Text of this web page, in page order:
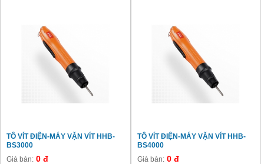
TÔ VÍT ĐIỆN-MÁY VẶN VÍT HHB-
BS3000
Giá bán: 0 đ
TÔ VÍT ĐIỆN-MÁY VẶN VÍT HHB-
BS4000
Giá bán:0 đ